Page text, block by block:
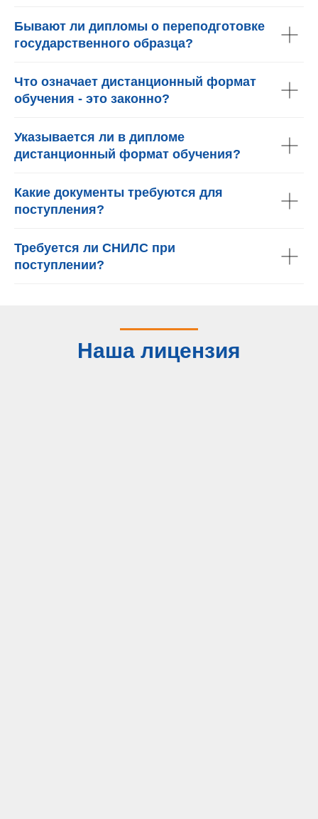
Бывают ли дипломы о переподготовке
государственного образца?
Что означает дистанционный формат
обучения - это законно?
Указывается ли в дипломе
дистанционный формат обучения?
Какие документы требуются для
поступления?
Требуется ли СНИЛС при
поступлении?
Наша лицензия